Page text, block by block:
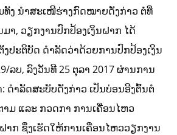
ທັງ ນໍາສະເໜີຮ່າງກົດໝາຍດັ່ງກ່າວ ຕໍ່ທີ່
າ, ວຽກງານປົກປ້ອງເງິນຝາກ ໄດ້
ປະຕິບັດ ດຳລັດວ່າດ້ວຍການປົກປ້ອງເງິນ
ລບ, ລົງວັນທີ 25 ຕຸລາ 2017 ຜ່ານການ
ດຳລັດສະບັບດັ່ງກ່າວ ເປັນບ່ອນອີງຕົ້ນຕໍ
ມ ແລະ ກວດກາ ການເຄື່ອນໄຫວ
າກ ຊຶ່ງເຮັດໃຫ້ການເຄື່ອນໄຫວວຽກງານ